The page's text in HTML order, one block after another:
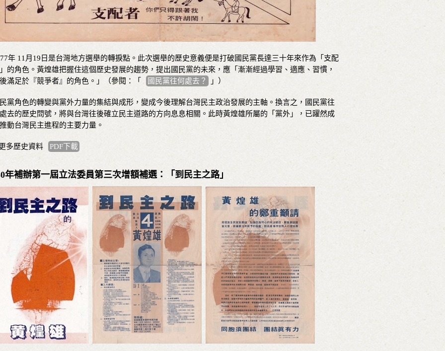
年 11月19日是台灣地方選舉的轉捩點。此次選舉的歷史意義便是打破國民黨長達三十年來作為「支配
的角色。黃煌雄把握住這個歷史發展的趨勢，提出國民黨的未來，應「漸漸經過學習、適應、習慣，
滿足於『競爭者』的角色。」（參閱：「
國民黨往何處去？ 」）
黨角色的轉變與黨外力量的集結與成形，變成今後理解台灣民主政治發展的主軸。換言之，國民黨往
去的歷史問號，將與台灣往後確立民主道路的方向息息相關。此時黃煌雄所屬的「黨外」，已躍然成
動台灣民主進程的主要力量。
多歷史資料 PDF下載
年補辦第一屆立法委員第三次增額補選：「到民主之路」